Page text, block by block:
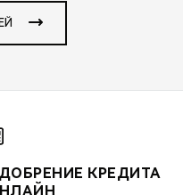
КРЕДИТА